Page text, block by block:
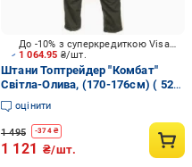
1 064.95 ₴/шт.
До -10% з суперкредиткою Visa Вигода
Штани Топтрейдер "Комбат"
Світла-Олива, (170-176см) ( 52-
54р) р.L
оцінити
1 495 -374₴
1 121 ₴/шт.